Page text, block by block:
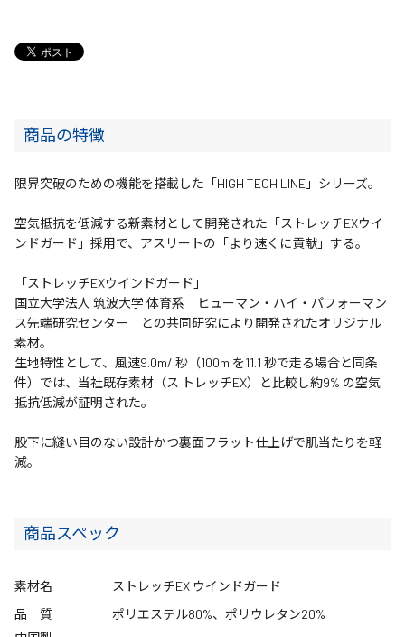
商品の特徴
限界突破のための機能を搭載した「HIGH TECH LINE」シリーズ。
空気抵抗を低減する新素材として開発された「ストレッチEXウイ
ンドガード」採用で、アスリートの「より速くに貢献」する。
「ストレッチEXウインドガード」
国立大学法人 筑波大学 体育系 ヒューマン・ハイ・パフォーマン
ス先端研究センター との共同研究により開発されたオリジナル
素材。
生地特性として、風速9.0m/ 秒（100m を11.1 秒で走る場合と同条
件）では、当社既存素材（ス トレッチEX）と比較し約9% の空気
抵抗低減が証明された。
股下に縫い目のない設計かつ裏面フラット仕上げで肌当たりを軽
減。
商品スペック
素材名
ストレッチEX ウインドガード
品 質
ポリエステル80%、ポリウレタン20%